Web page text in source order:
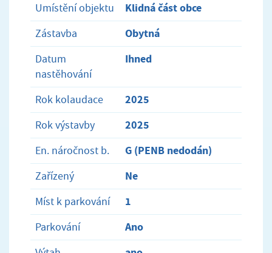
Umístění objektu Klidná část obce
Zástavba Obytná
Datum
nastěhování
Ihned
Rok kolaudace 2025
Rok výstavby 2025
En. náročnost b. G (PENB nedodán)
Zařízený Ne
Míst k parkování 1
Parkování Ano